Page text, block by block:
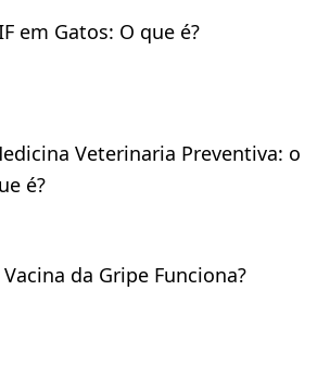
em Gatos: O que é?
Veterinaria Preventiva: o
é?
Vacina da Gripe Funciona?